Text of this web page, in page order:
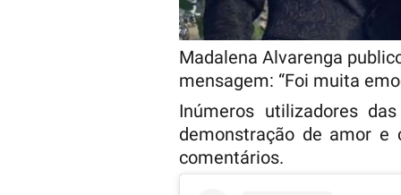
Madalena Alvarenga
mensagem: “Foi muita
Inúmeros utilizadores
demonstração de amor e
comentários.